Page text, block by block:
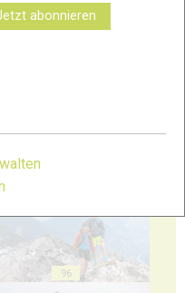
92
96
abonnieren